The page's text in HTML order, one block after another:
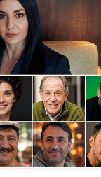
edenin
önünü
söyledi.